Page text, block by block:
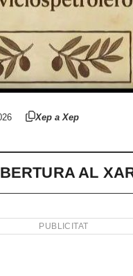
Xep a Xep
AL
PUBLICITAT